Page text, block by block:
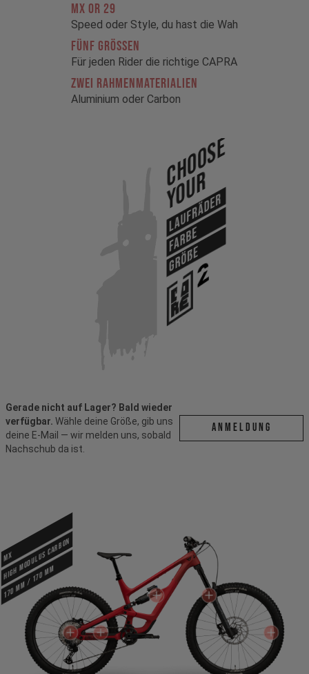
MX OR 29
Speed oder Style, du hast die Wah
FÜNF GRÖSSEN
Für jeden Rider die richtige CAPRA
ZWEI RAHMENMATERIALIEN
Aluminium oder Carbon
Choose
Your
Laufräder
Farbe
Größe
Gerade nicht auf Lager? Bald wieder
verfügbar. Wähle deine Größe, gib uns
deine E-Mail — wir melden uns, sobald
Nachschub da ist.
ANMELDUNG
MX
High Modulus Carbon
170 mm / 170 mm